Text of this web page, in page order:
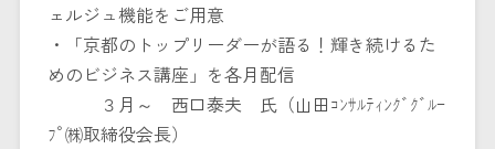
ェルジュ機能をご用意
・「京都のトップリーダーが語る！輝き続けるた
めのビジネス講座」を各月配信
３月～ 西口泰夫 氏（山田ｺﾝｻﾙﾃｨﾝｸﾞｸﾞﾙｰ
ﾌﾟ㈱取締役会長）